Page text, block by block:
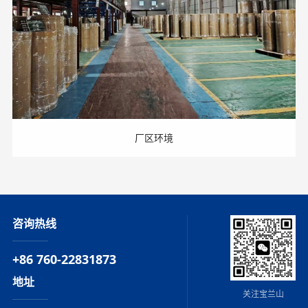
厂区环境
咨询热线
+86 760-22831873
地址
关注宝兰山